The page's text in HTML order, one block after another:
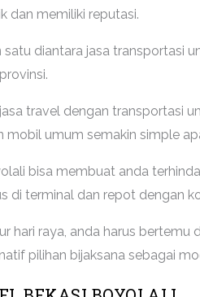
dan memiliki reputasi.
satu diantara jasa transportasi
travel dengan transportasi
mobil umum semakin simple
bisa membuat anda
di terminal dan repot dengan
hari raya, anda harus
pilihan bijaksana sebagai